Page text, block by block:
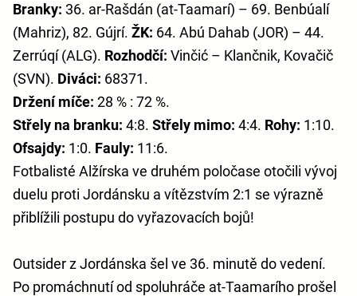
Branky: 36. ar-Rašdán (at-Taamarí) – 69. Benbúalí
(Mahriz), 82. Gújrí. ŽK: 64. Abú Dahab (JOR) – 44.
Zerrúqí (ALG). Rozhodčí: Vinčić – Klančnik, Kovačič
(SVN). Diváci: 68371.
Držení míče: 28 % : 72 %.
Střely na branku: 4:8. Střely mimo: 4:4. Rohy: 1:10.
Ofsajdy: 1:0. Fauly: 11:6.
Fotbalisté Alžírska ve druhém poločase otočili vývoj
duelu proti Jordánsku a vítězstvím 2:1 se výrazně
přiblížili postupu do vyřazovacích bojů!
Outsider z Jordánska šel ve 36. minutě do vedení.
Po promáchnutí od spoluhráče at-Taamarího prošel